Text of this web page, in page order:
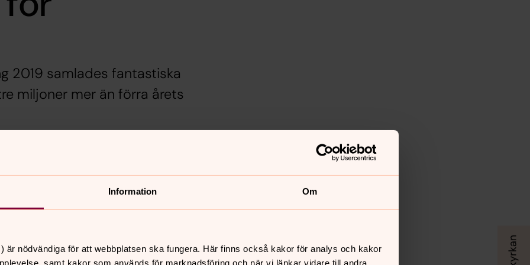
Information Om
är nödvändiga för att webbplatsen ska fungera. Här finns också kakor för analys och kakor
2019 samlades fantastiska
miljoner mer än förra årets
miljoner kronor. Resultatet visar att
och våra aktiviteter runt
för Act Svenska kyrkan.
några frågor ut för en mindre
Era svar är viktiga för framtida